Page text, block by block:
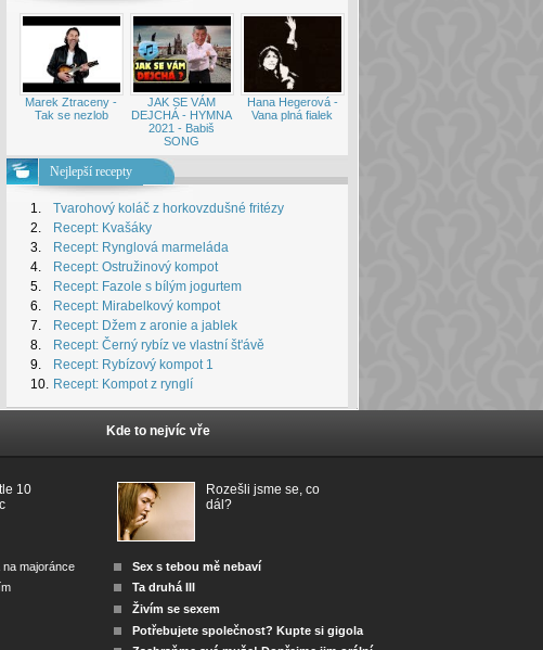
Hana Hegerová -
Vana plná fialek
JAK SE VÁM
DEJCHÁ - HYMNA
2021 - Babiš
SONG
Marek Ztraceny -
Tak se nezlob
Nejlepší recepty
1.
Tvarohový koláč z horkovzdušné fritézy
2.
Recept: Kvašáky
3.
Recept: Rynglová marmeláda
4.
Recept: Ostružinový kompot
5.
Recept: Fazole s bílým jogurtem
6.
Recept: Mirabelkový kompot
7.
Recept: Džem z aronie a jablek
8.
Recept: Černý rybíz ve vlastní št'ávě
9.
Recept: Rybízový kompot 1
10. Recept: Kompot z rynglí
10
majoránce
Kde to nejvíc vře
Rozešli jsme se, co
dál?
Sex s tebou mě nebaví
Ta druhá III
Živím se sexem
Potřebujete společnost? Kupte si gigola